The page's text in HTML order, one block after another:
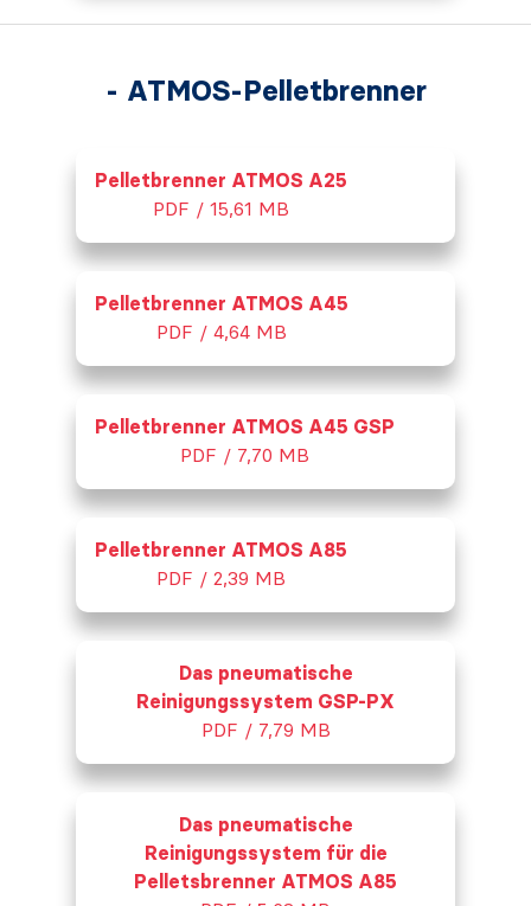
- ATMOS-Pelletbrenner
Pelletbrenner ATMOS A25
PDF / 15,61 MB
Pelletbrenner ATMOS A45
PDF / 4,64 MB
Pelletbrenner ATMOS A45 GSP
PDF / 7,70 MB
Pelletbrenner ATMOS A85
PDF / 2,39 MB
Das pneumatische
Reinigungssystem GSP-PX
PDF / 7,79 MB
Das pneumatische
Reinigungssystem für die
Pelletsbrenner ATMOS A85